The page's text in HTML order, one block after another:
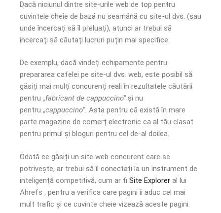
Dacă niciunul dintre site-urile web de top pentru
cuvintele cheie de bază nu seamănă cu site-ul dvs. (sau
unde încercați să îl preluați), atunci ar trebui să
încercați să căutați lucruri puțin mai specifice.
De exemplu, dacă vindeți echipamente pentru
prepararea cafelei pe site-ul dvs. web, este posibil să
găsiți mai mulți concurenți reali în rezultatele căutării
pentru „fabricant de cappuccino”și nu
pentru „cappuccino”. Asta pentru că există în mare
parte magazine de comerț electronic ca al tău clasat
pentru primul și bloguri pentru cel de-al doilea.
Odată ce găsiți un site web concurent care se
potrivește, ar trebui să îl conectați la un instrument de
inteligență competitivă, cum ar fi Site Explorer al lui
Ahrefs , pentru a verifica care pagini îi aduc cel mai
mult trafic și ce cuvinte cheie vizează aceste pagini.